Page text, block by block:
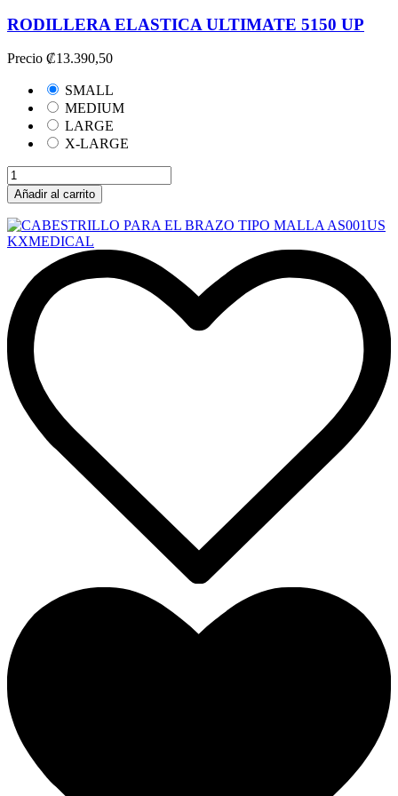
RODILLERA ELASTICA ULTIMATE 5150 UP
Precio ₡13.390,50
SMALL
MEDIUM
LARGE
X-LARGE
Añadir al carrito